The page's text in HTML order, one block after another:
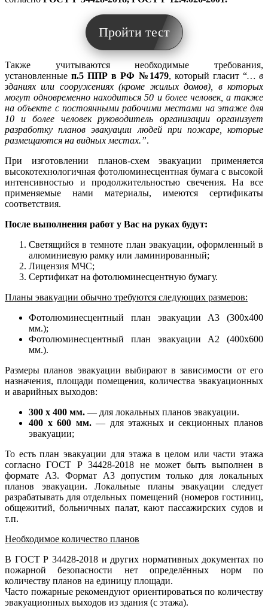
Пройти тест
Также учитываются необходимые требования,
установленныеп.5 ППР в РФ №1479, который гласит “… в
зданиях или сооружениях (кроме жилых домов), в которых
могут одновременно находиться 50 и более человек, а также
на объекте с постоянными рабочими местами на этаже для
10 и более человек руководитель организации организует
разработку планов эвакуации людей при пожаре, которые
размещаются на видных местах.”.
При изготовлении планов-схем эвакуации применяется
высокотехнологичная фотолюминесцентная бумага с высокой
интенсивностью и продолжительностью свечения. На все
применяемые нами материалы, имеются сертификаты
соответствия.
После выполнения работ у Вас на руках будут:
Светящийся в темноте план эвакуации, оформленный в
алюминиевую рамку или ламинированный;
Лицензия МЧС;
Сертификат на фотолюминесцентную бумагу.
Планы эвакуации обычно требуются следующих размеров:
Фотолюминесцентный план эвакуации А3 (300х400
мм.);
Фотолюминесцентный план эвакуации А2 (400х600
мм.).
Размеры планов эвакуации выбирают в зависимости от его
назначения, площади помещения, количества эвакуационных
и аварийных выходов:
300 х 400 мм. — для локальных планов эвакуации.
400 х 600 мм.— для этажных и секционных планов
эвакуации;
То есть план эвакуации для этажа в целом или части этажа
согласно ГОСТ Р 34428-2018 не может быть выполнен в
формате А3. Формат А3 допустим только для локальных
планов эвакуации. Локальные планы эвакуации следует
разрабатывать для отдельных помещений (номеров гостиниц,
общежитий, больничных палат, кают пассажирских судов и
т.п.
Необходимое количество планов
В ГОСТ Р 34428-2018 и других нормативных документах по
пожарной безопасности нет определённых норм по
количеству планов на единицу площади.
Часто пожарные рекомендуют ориентироваться по количеству
эвакуационных выходов из здания (с этажа).